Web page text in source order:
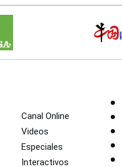
Canal Online
Videos
Especiales
Interactivos